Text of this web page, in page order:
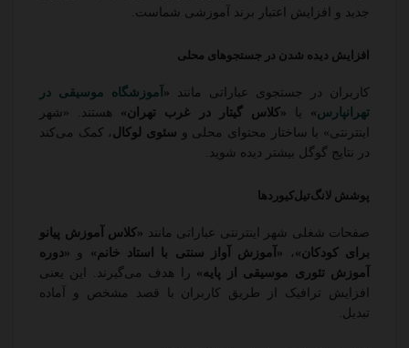
جدید و افزایش اعتبار برند آموزشی شماست.
افزایش دیده شدن در جستجوهای محلی
کاربران در جستجوی عباراتی مانند « آموزشگاه موسیقی در
تهرانپارس» یا «کلاس گیتار در غرب تهران» هستند. «شهر
اینترنتی» با ساختار محتوای محلی و سئوی لوکال ، کمک می‌کند
در نتایج گوگل بیشتر دیده شوید.
پوشش لانگ‌تیل‌کیوردها
صفحات شغلی شهر اینترنتی عباراتی مانند «کلاس آموزش پیانو
برای کودکان» ، «آموزش آواز سنتی با استاد خانم» و «دوره
آموزش تئوری موسیقی از پایه» را هدف می‌گیرند. این یعنی
افزایش ترافیک از طریق کاربران با قصد مشخص و آماده
تبدیل.